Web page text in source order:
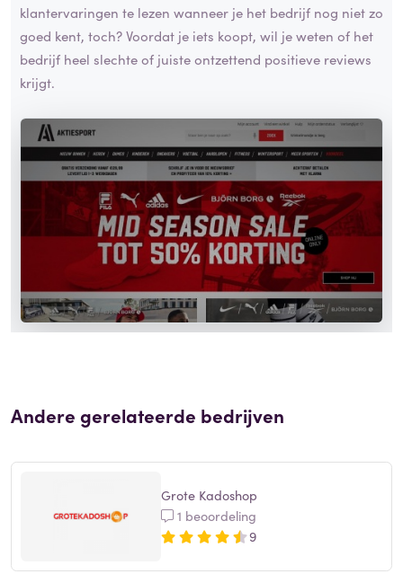
klantervaringen te lezen wanneer je het bedrijf nog niet zo
goed kent, toch? Voordat je iets koopt, wil je weten of het
bedrijf heel slechte of juiste ontzettend positieve reviews
krijgt.
Andere gerelateerde bedrijven
Grote Kadoshop
1 beoordeling
9